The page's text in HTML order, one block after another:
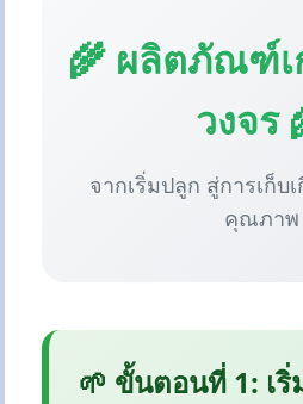
🌾 ผลิตภัณฑ์
วงจร
จากเริ่มปลูก สู่การเก็บ
คุณภาพ
🌱 ขั้นตอนที่ 1: เริ่